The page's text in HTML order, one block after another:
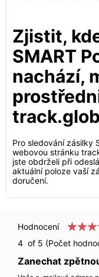
Zjistit,
SMART
nachází,
Pro sledování zásilky
webovou stránku
jste obdrželi při
aktuální poloze vaší
doručení.
Hodnocení
4 of 5 (Počet
Zanechat